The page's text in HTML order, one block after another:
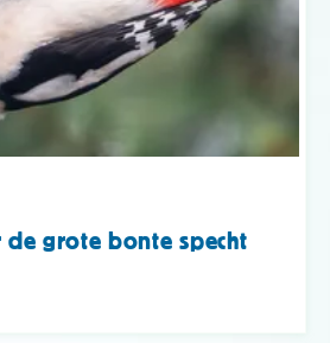
de grote bonte specht